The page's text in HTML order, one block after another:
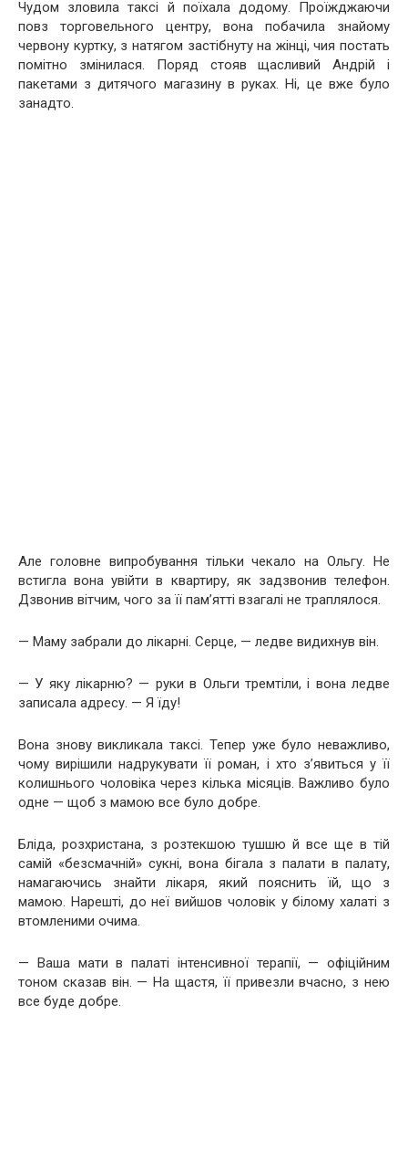
Чудом зловила таксі й поїхала додому. Проїжджаючи
повз торговельного центру, вона побачила знайому
червону куртку, з натягом застібнуту на жінці, чия постать
помітно змінилася. Поряд стояв щасливий Андрій і
пакетами з дитячого магазину в руках. Ні, це вже було
занадто.
Але головне випробування тільки чекало на Ольгу. Не
встигла вона увійти в квартиру, як задзвонив телефон.
Дзвонив вітчим, чого за її пам’ятті взагалі не траплялося.
— Маму забрали до лікарні. Серце, — ледве видихнув він.
— У яку лікарню? — руки в Ольги тремтіли, і вона ледве
записала адресу. — Я їду!
Вона знову викликала таксі. Тепер уже було неважливо,
чому вирішили надрукувати її роман, і хто з’явиться у її
колишнього чоловіка через кілька місяців. Важливо було
одне — щоб з мамою все було добре.
Бліда, розхристана, з розтекшою тушшю й все ще в тій
самій «безсмачній» сукні, вона бігала з палати в палату,
намагаючись знайти лікаря, який пояснить їй, що з
мамою. Нарешті, до неї вийшов чоловік у білому халаті з
втомленими очима.
— Ваша мати в палаті інтенсивної терапії, — офіційним
тоном сказав він. — На щастя, її привезли вчасно, з нею
все буде добре.